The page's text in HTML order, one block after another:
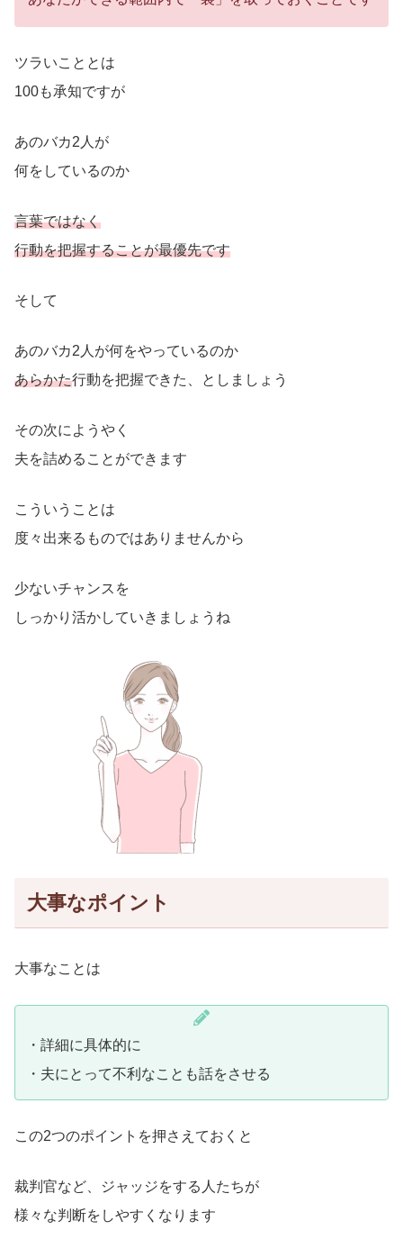
ツラいこととは
100も承知ですが
あのバカ2人が
何をしているのか
言葉ではなく
行動を把握することが最優先です
そして
あのバカ2人が何をやっているのか
あらかた行動を把握できた、としましょう
その次にようやく
夫を詰めることができます
こういうことは
度々出来るものではありませんから
少ないチャンスを
しっかり活かしていきましょうね
大事なポイント
大事なことは
・詳細に具体的に
・夫にとって不利なことも話をさせる
この2つのポイントを押さえておくと
裁判官など、ジャッジをする人たちが
様々な判断をしやすくなります